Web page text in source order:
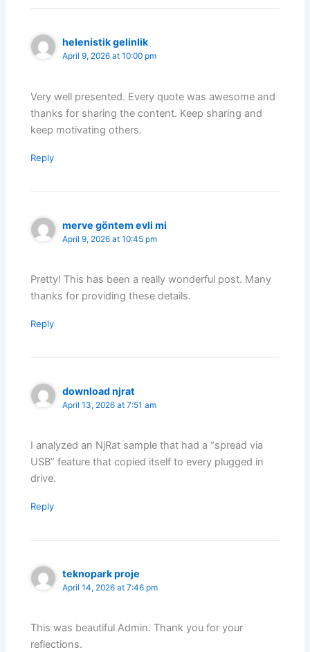
helenistik gelinlik
April 9, 2026 at 10:00 pm
Very well presented. Every quote was awesome and
thanks for sharing the content. Keep sharing and
keep motivating others.
Reply
merve göntem evli mi
April 9, 2026 at 10:45 pm
Pretty! This has been a really wonderful post. Many
thanks for providing these details.
Reply
download njrat
April 13, 2026 at 7:51 am
I analyzed an NjRat sample that had a “spread via
USB” feature that copied itself to every plugged in
drive.
Reply
teknopark proje
April 14, 2026 at 7:46 pm
This was beautiful Admin. Thank you for your
reflections.